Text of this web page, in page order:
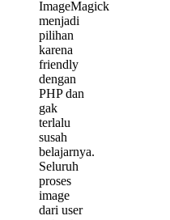
ImageMagick
menjadi
pilihan
karena
friendly
dengan
PHP dan
gak
terlalu
susah
belajarnya.
Seluruh
proses
image
dari user